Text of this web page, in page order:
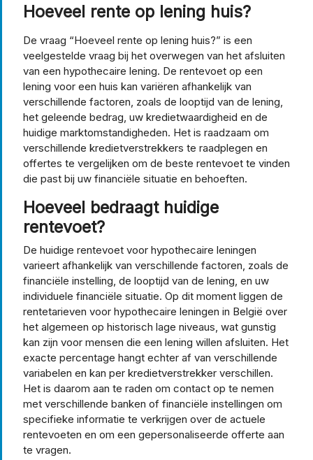
Hoeveel rente op lening huis?
De vraag “Hoeveel rente op lening huis?” is een
veelgestelde vraag bij het overwegen van het afsluiten
van een hypothecaire lening. De rentevoet op een
lening voor een huis kan variëren afhankelijk van
verschillende factoren, zoals de looptijd van de lening,
het geleende bedrag, uw kredietwaardigheid en de
huidige marktomstandigheden. Het is raadzaam om
verschillende kredietverstrekkers te raadplegen en
offertes te vergelijken om de beste rentevoet te vinden
die past bij uw financiële situatie en behoeften.
Hoeveel bedraagt huidige
rentevoet?
De huidige rentevoet voor hypothecaire leningen
varieert afhankelijk van verschillende factoren, zoals de
financiële instelling, de looptijd van de lening, en uw
individuele financiële situatie. Op dit moment liggen de
rentetarieven voor hypothecaire leningen in België over
het algemeen op historisch lage niveaus, wat gunstig
kan zijn voor mensen die een lening willen afsluiten. Het
exacte percentage hangt echter af van verschillende
variabelen en kan per kredietverstrekker verschillen.
Het is daarom aan te raden om contact op te nemen
met verschillende banken of financiële instellingen om
specifieke informatie te verkrijgen over de actuele
rentevoeten en om een gepersonaliseerde offerte aan
te vragen.